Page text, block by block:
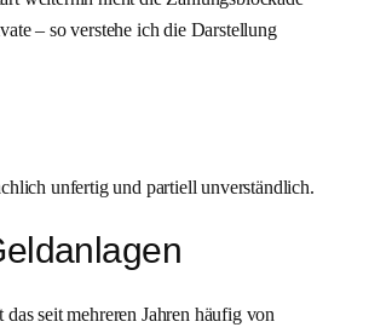
– so verstehe ich die Darstellung
unfertig und partiell unverständlich.
seit mehreren Jahren häufig von